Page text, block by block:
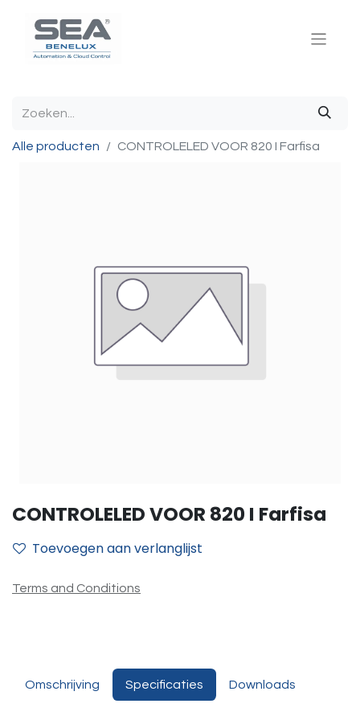
Alle producten CONTROLELED VOOR 820 I Farfisa
CONTROLELED VOOR 820 I Farfisa
Toevoegen aan verlanglijst
Terms and Conditions
Omschrijving Specificaties Downloads